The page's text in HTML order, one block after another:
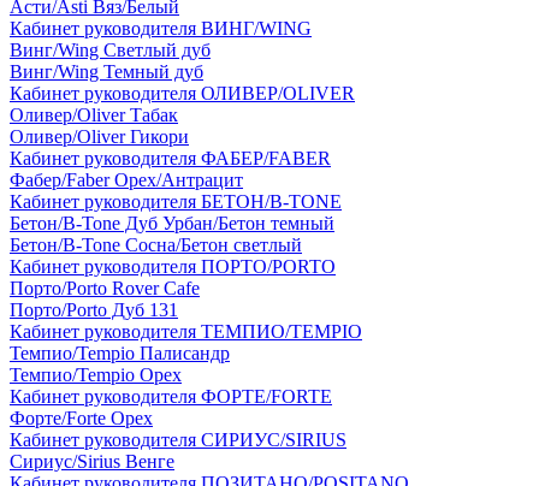
Асти/Asti Вяз/Белый
Кабинет руководителя ВИНГ/WING
Винг/Wing Светлый дуб
Винг/Wing Темный дуб
Кабинет руководителя ОЛИВЕР/OLIVER
Оливер/Oliver Табак
Оливер/Oliver Гикори
Кабинет руководителя ФАБЕР/FABER
Фабер/Faber Орех/Антрацит
Кабинет руководителя БЕТОН/B-TONE
Бетон/B-Tone Дуб Урбан/Бетон темный
Бетон/B-Tone Сосна/Бетон светлый
Кабинет руководителя ПОРТО/PORTO
Порто/Porto Rover Cafe
Порто/Porto Дуб 131
Кабинет руководителя ТЕМПИО/TEMPIO
Темпио/Tempio Палисандр
Темпио/Tempio Орех
Кабинет руководителя ФОРТЕ/FORTE
Форте/Forte Орех
Кабинет руководителя СИРИУС/SIRIUS
Сириус/Sirius Венге